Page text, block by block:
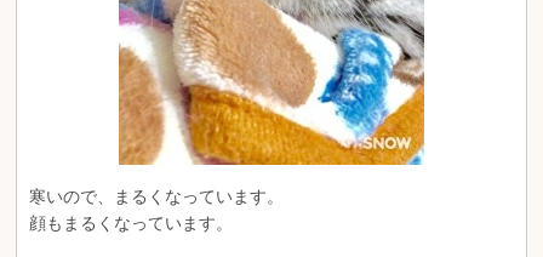
寒いので、まるくなっています。
顔もまるくなっています。